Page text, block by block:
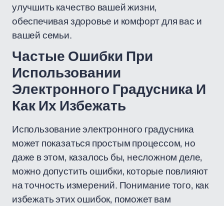
улучшить качество вашей жизни,
обеспечивая здоровье и комфорт для вас и
вашей семьи.
Частые Ошибки При
Использовании
Электронного Градусника И
Как Их Избежать
Использование электронного градусника
может показаться простым процессом, но
даже в этом, казалось бы, несложном деле,
можно допустить ошибки, которые повлияют
на точность измерений. Понимание того, как
избежать этих ошибок, поможет вам